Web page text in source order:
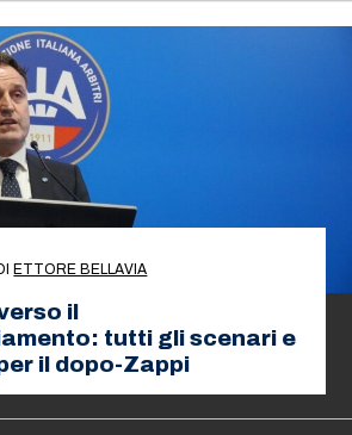
ETTORE BELLAVIA
il
tutti gli scenari e
il dopo-Zappi